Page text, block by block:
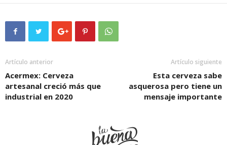
Artículo anterior
Acermex: Cerveza
artesanal creció más que
industrial en 2020
Artículo siguiente
Esta cerveza sabe
asquerosa pero tiene un
mensaje importante